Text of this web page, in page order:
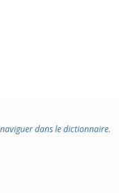
dans le dictionnaire.